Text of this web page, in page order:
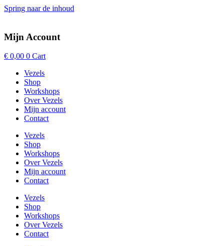
Spring naar de inhoud
Mijn Account
€ 0,00 0 Cart
Vezels
Shop
Workshops
Over Vezels
Mijn account
Contact
Vezels
Shop
Workshops
Over Vezels
Mijn account
Contact
Vezels
Shop
Workshops
Over Vezels
Contact